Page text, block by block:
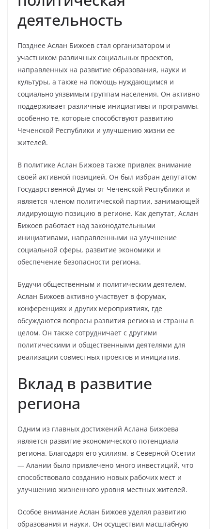
деятельность
Позднее Аслан Бижоев стал организатором и
участником различных социальных проектов,
направленных на развитие образования, науки и
культуры, а также на помощь нуждающимся и
социально уязвимым группам населения. Он активно
поддерживает различные инициативы и программы,
особенно те, которые способствуют развитию
Чеченской Республики и улучшению жизни ее
жителей.
В политике Аслан Бижоев также привлек внимание
своей активной позицией. Он был избран депутатом
Государственной Думы от Чеченской Республики и
является членом политической партии, занимающей
лидирующую позицию в регионе. Как депутат, Аслан
Бижоев работает над законодательными
инициативами, направленными на улучшение
социальной сферы, развитие экономики и
обеспечение безопасности региона.
Будучи общественным и политическим деятелем,
Аслан Бижоев активно участвует в форумах,
конференциях и других мероприятиях, где
обсуждаются вопросы развития региона и страны в
целом. Он также сотрудничает с другими
политическими и общественными деятелями для
реализации совместных проектов и инициатив.
Вклад в развитие
региона
Одним из главных достижений Аслана Бижоева
является развитие экономического потенциала
региона. Благодаря его усилиям, в Северной Осетии
— Алании было привлечено много инвестиций, что
способствовало созданию новых рабочих мест и
улучшению жизненного уровня местных жителей.
Особое внимание Аслан Бижоев уделял развитию
образования и науки. Он осуществил масштабную